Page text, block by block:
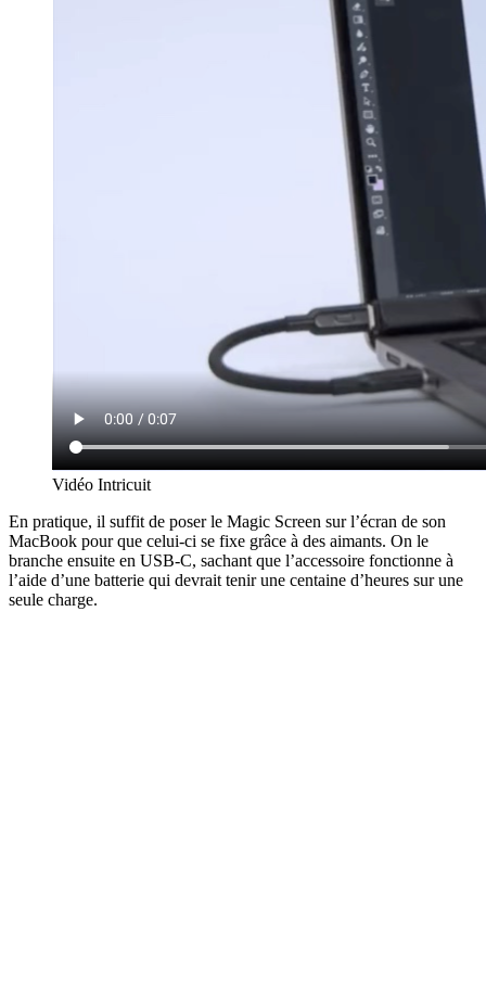
Vidéo Intricuit
En pratique, il suffit de poser le Magic Screen sur l’écran de son
MacBook pour que celui-ci se fixe grâce à des aimants. On le
branche ensuite en USB-C, sachant que l’accessoire fonctionne à
l’aide d’une batterie qui devrait tenir une centaine d’heures sur une
seule charge.